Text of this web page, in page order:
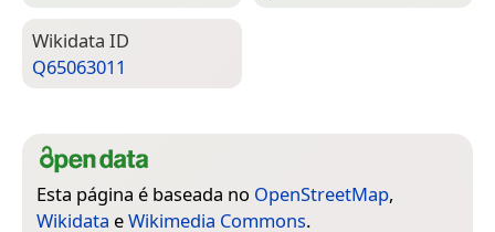
Wiki­data ID
Q65063011
Esta página é baseada no OpenStreetMap,
Wikidata eWikimedia Commons.